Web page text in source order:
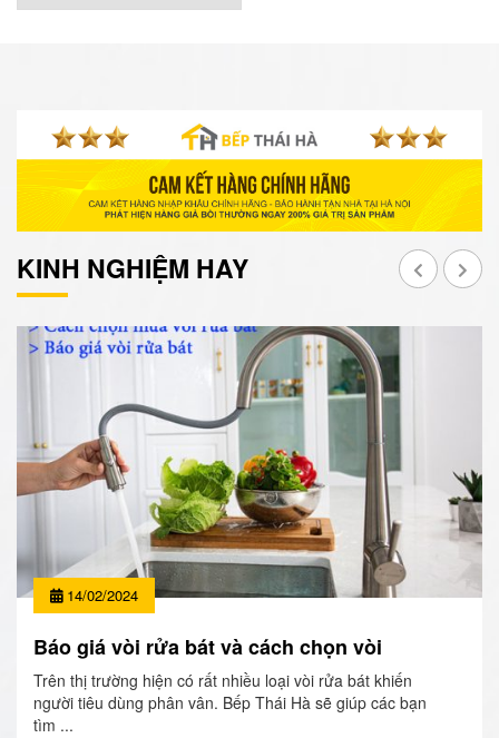
KINH NGHIỆM HAY
14/02/2024
Báo giá vòi rửa bát và cách chọn vòi
Trên thị trường hiện có rất nhiều loại vòi rửa bát khiến
người tiêu dùng phân vân. Bếp Thái Hà sẽ giúp các bạn
tìm ...